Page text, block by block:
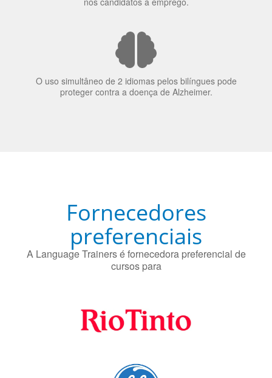
70% dos recrutadores de emprego consideram o
nos candidatos a emprego.
Fornecedores
preferenciais